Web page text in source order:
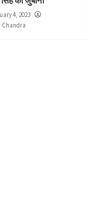
4, 2023
Chandra